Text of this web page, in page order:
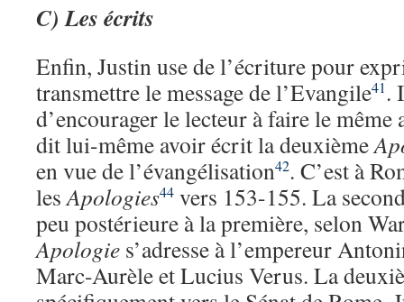
C) Les écrits
Enfin, Justin use de l’écriture pour
transmettre le message de l’Evangile41 .
d’encourager le lecteur à faire le
dit lui-même avoir écrit la deuxième
en vue de l’évangélisation42. C’est à
lesApologies44 vers 153-155. La
peu postérieure à la première, selon
Apologie s’adresse à l’empereur
Marc-Aurèle et Lucius Verus. La